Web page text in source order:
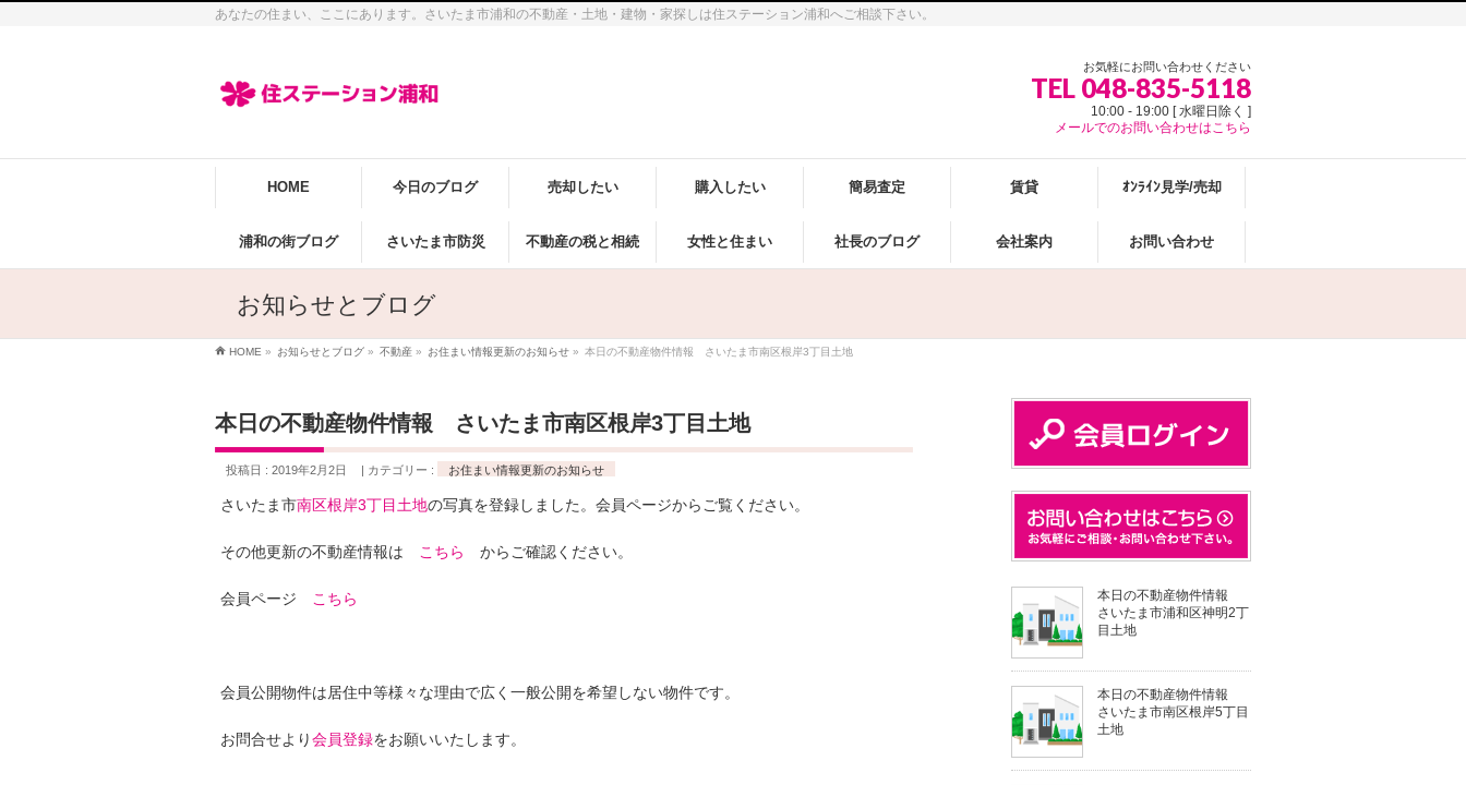
あなたの住まい、ここにあります。さいたま市浦和の不動産・土地・建物・家探しは住ステーション浦和へご相談下さい。
お気軽にお問い合わせください
TEL 048-835-5118
10:00 - 19:00 [ 水曜日除く ]
メールでのお問い合わせはこちら
HOME 今日のブログ 売却したい 購入したい 簡易査定 賃貸 ｵﾝﾗｲﾝ見学/売却
浦和の街ブログ さいたま市防災 不動産の税と相続 女性と住まい 社長のブログ 会社案内 お問い合わせ
お知らせとブログ
HOME » お知らせとブログ » 不動産 » お住まい情報更新のお知らせ » 本日の不動産物件情報 さいたま市南区根岸3丁目土地
本日の不動産物件情報 さいたま市南区根岸3丁目土地
投稿日 : 2019年2月2日 カテゴリー : お住まい情報更新のお知らせ
さいたま市南区根岸3丁目土地の写真を登録しました。会員ページからご覧ください。
その他更新の不動産情報は こちら からご確認ください。
会員ページ こちら
会員公開物件は居住中等様々な理由で広く一般公開を希望しない物件です。
お問合せより会員登録をお願いいたします。
本日の不動産物件情報
さいたま市浦和区神明2丁
目土地
本日の不動産物件情報
さいたま市南区根岸5丁目
土地